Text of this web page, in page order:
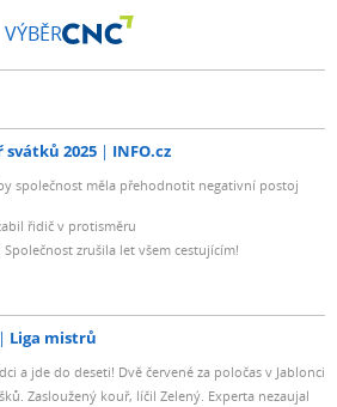
VÝBĚR
svátků 2025 INFO.cz
společnost měla přehodnotit negativní postoj
řidič v protisměru
zrušila let všem cestujícím!
Liga mistrů
a jde do deseti! Dvě červené za poločas v Jablonci
Zasloužený kouř, líčil Zelený. Experta nezaujal